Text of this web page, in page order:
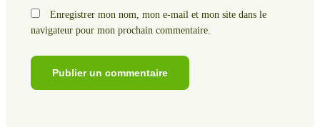
Enregistrer mon nom, mon e-mail et mon site dans le
navigateur pour mon prochain commentaire.